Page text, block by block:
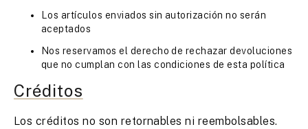
Los artículos enviados sin autorización no serán
aceptados
Nos reservamos el derecho de rechazar devoluciones
que no cumplan con las condiciones de esta política
Créditos
Los créditos no son retornables ni reembolsables.